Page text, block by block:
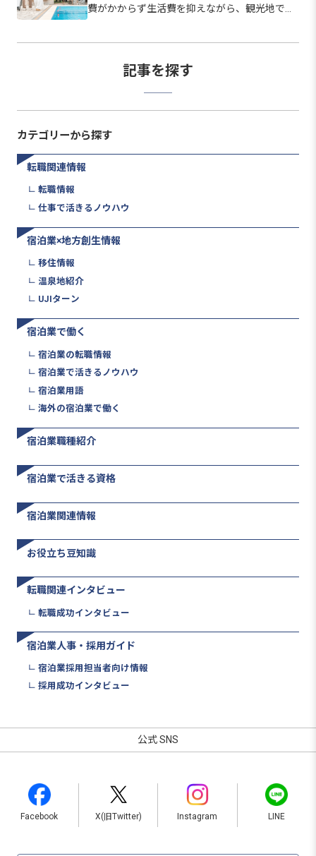
費がかからず生活費を抑えながら、観光地で暮
が生じやすいのも事実です。 …
記事を探す
カテゴリーから探す
転職関連情報
転職情報
仕事で活きるノウハウ
宿泊業×地方創生情報
移住情報
温泉地紹介
UJIターン
宿泊業で働く
宿泊業の転職情報
宿泊業で活きるノウハウ
宿泊業用語
海外の宿泊業で働く
宿泊業職種紹介
宿泊業で活きる資格
宿泊業関連情報
お役立ち豆知識
転職関連インタビュー
転職成功インタビュー
宿泊業人事・採用ガイド
宿泊業採用担当者向け情報
採用成功インタビュー
公式 SNS
Facebook X(旧Twitter) Instagram LINE